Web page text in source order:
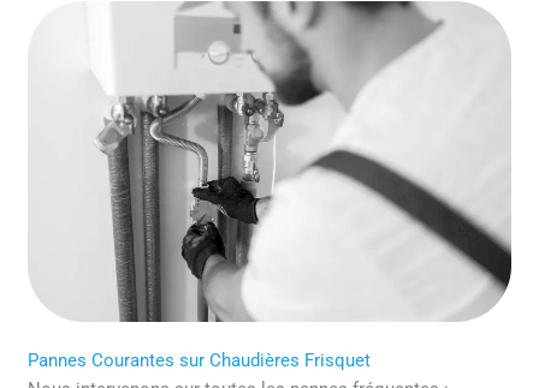
Pannes Courantes sur Chaudières Frisquet